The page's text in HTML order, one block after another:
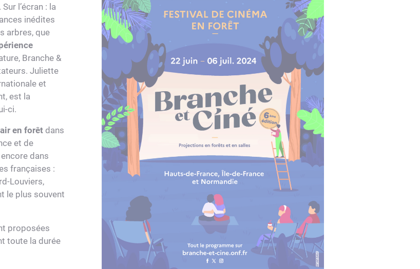
l’écran : la
inédites
arbres, que
Branche &
Juliette
et
est la
ci.
en forêt dans
et de
dans
françaises :
Louviers,
le plus souvent
proposées
toute la durée